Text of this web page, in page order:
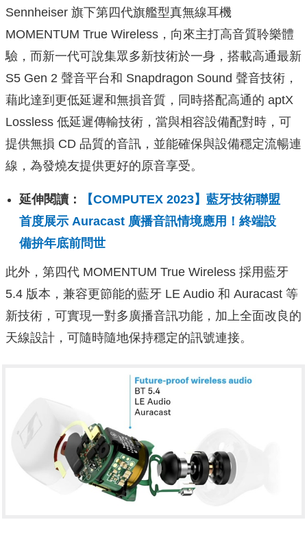
Sennheiser 旗下第四代旗艦型真無線耳機
MOMENTUM True Wireless，向來主打高音質聆樂體
驗，而新一代可說集眾多新技術於一身，搭載高通最新
S5 Gen 2 聲音平台和 Snapdragon Sound 聲音技術，
藉此達到更低延遲和無損音質，同時搭配高通的 aptX
Lossless 低延遲傳輸技術，當與相容設備配對時，可
提供無損 CD 品質的音訊，並能確保與設備穩定流暢連
線，為發燒友提供更好的原音享受。
延伸閱讀：
【COMPUTEX 2023】藍牙技術聯盟
首度展示 Auracast 廣播音訊情境應用！終端設
備拚年底前問世
此外，第四代 MOMENTUM True Wireless 採用藍牙
5.4 版本，兼容更節能的藍牙 LE Audio 和 Auracast 等
新技術，可實現一對多廣播音訊功能，加上全面改良的
天線設計，可隨時隨地保持穩定的訊號連接。